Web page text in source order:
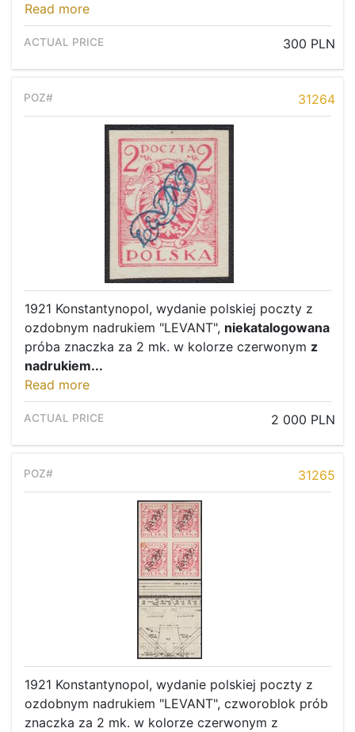
Read more
300 PLN
31264
1921 Konstantynopol, wydanie polskiej poczty z
ozdobnym nadrukiem "LEVANT", niekatalogowana
próba znaczka za 2 mk. w kolorze czerwonym z
nadrukiem...
Read more
2 000 PLN
31265
1921 Konstantynopol, wydanie polskiej poczty z
ozdobnym nadrukiem "LEVANT", czworoblok prób
znaczka za 2 mk. w kolorze czerwonym z